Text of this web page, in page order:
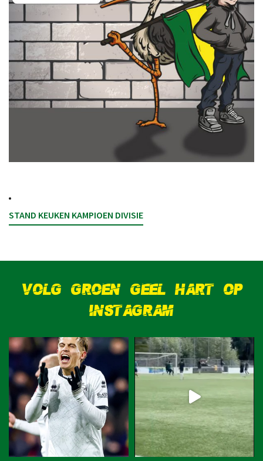
STAND KEUKEN KAMPIOEN DIVISIE
VOLG GROEN GEEL HART OP
INSTAGRAM